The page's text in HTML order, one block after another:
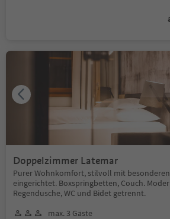
Doppelzimmer Latemar
Purer Wohnkomfort, stilvoll mit
eingerichtet. Boxspringbetten, Couch.
Regendusche, WC und Bidet getrennt.
max. 3 Gäste